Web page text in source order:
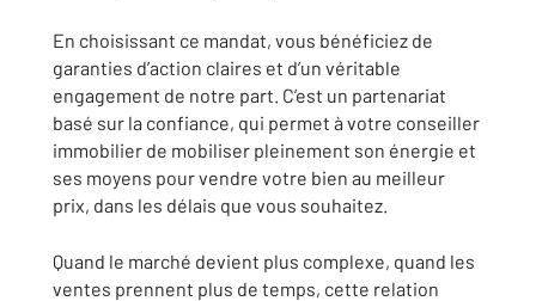
En choisissant ce mandat, vous bénéficiez de
garanties d’action claires et d’un véritable
engagement de notre part. C’est un partenariat
basé sur la confiance, qui permet à votre conseiller
immobilier de mobiliser pleinement son énergie et
ses moyens pour vendre votre bien au meilleur
prix, dans les délais que vous souhaitez.
Quand le marché devient plus complexe, quand les
ventes prennent plus de temps, cette relation